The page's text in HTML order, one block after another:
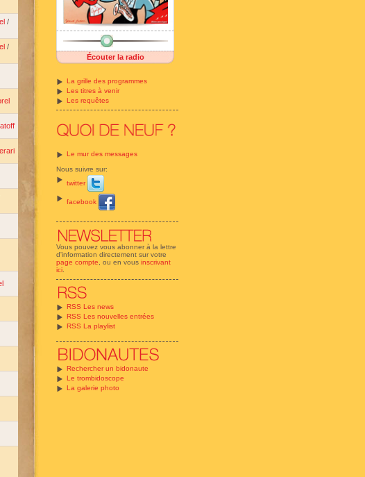
Écouter la radio
La grille des programmes
Les titres à venir
Les requêtes
Le mur des messages
Nous suivre sur:
twitter
facebook
Vous pouvez vous abonner à la lettre
d'information directement sur votre
page compte , ou en vous inscrivant
ici
RSS Les news
RSS Les nouvelles entrées
RSS La playlist
Rechercher un bidonaute
Le trombidoscope
La galerie photo
/
/